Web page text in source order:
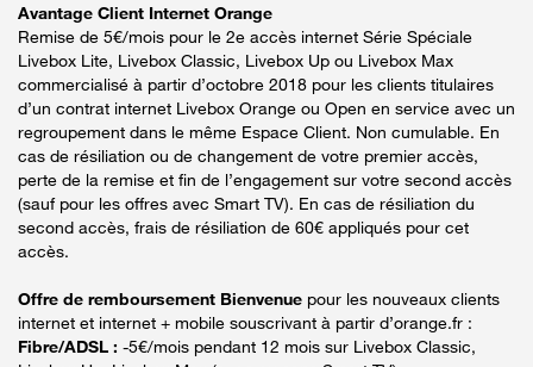
Avantage Client Internet Orange
Remise de 5€/mois pour le 2e accès internet Série Spéciale
Livebox Lite, Livebox Classic, Livebox Up ou Livebox Max
commercialisé à partir d’octobre 2018 pour les clients titulaires
d’un contrat internet Livebox Orange ou Open en service avec un
regroupement dans le même Espace Client. Non cumulable. En
cas de résiliation ou de changement de votre premier accès,
perte de la remise et fin de l’engagement sur votre second accès
(sauf pour les offres avec Smart TV). En cas de résiliation du
second accès, frais de résiliation de 60€ appliqués pour cet
accès.
Offre de remboursement Bienvenue pour les nouveaux clients
internet et internet + mobile souscrivant à partir d’orange.fr :
Fibre/ADSL : -5€/mois pendant 12 mois sur Livebox Classic,